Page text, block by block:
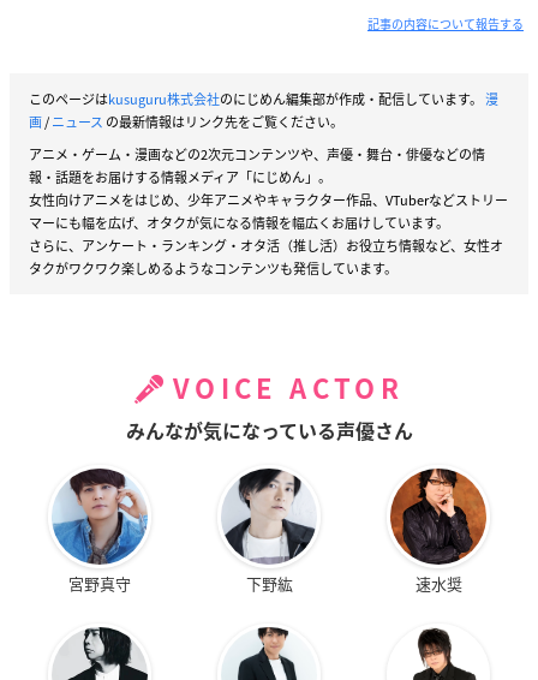
記事の内容について報告する
このページはkusuguru株式会社のにじめん編集部が作成・配信しています。 漫
画/ニュース の最新情報はリンク先をご覧ください。
アニメ・ゲーム・漫画などの2次元コンテンツや、声優・舞台・俳優などの情
報・話題をお届けする情報メディア「にじめん」。
女性向けアニメをはじめ、少年アニメやキャラクター作品、VTuberなどストリー
マーにも幅を広げ、オタクが気になる情報を幅広くお届けしています。
さらに、アンケート・ランキング・オタ活（推し活）お役立ち情報など、女性オ
タクがワクワク楽しめるようなコンテンツも発信しています。
VOICE ACTOR
みんなが気になっている声優さん
宮野真守 下野紘 速水奨